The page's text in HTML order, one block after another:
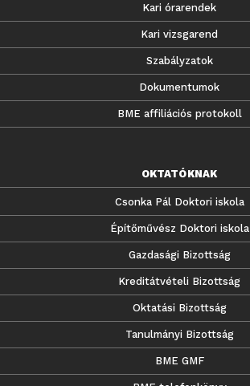
Kari órarendek
Kari vizsgarend
Szabályzatok
Dokumentumok
BME affiliációs protokoll
OKTATÓKNAK
Csonka Pál Doktori iskola
Építőművész Doktori iskola
Gazdasági Bizottság
Kreditátvételi Bizottság
Oktatási Bizottság
Tanulmányi Bizottság
BME GMF